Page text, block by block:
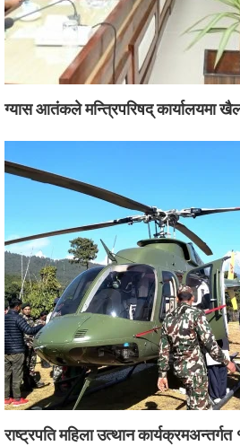
ग्यास आतंकले मन्त्रिपरिषद् कार्यालयमा
राष्ट्रपति महिला उत्थान